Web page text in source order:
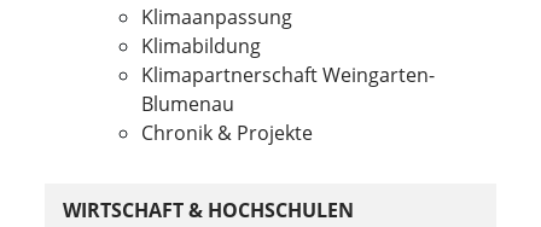
Klimaanpassung
Klimabildung
Klimapartnerschaft Weingarten-
Blumenau
Chronik & Projekte
WIRTSCHAFT & HOCHSCHULEN